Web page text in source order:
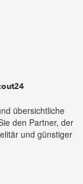
übersichtliche
den Partner, der
und günstiger